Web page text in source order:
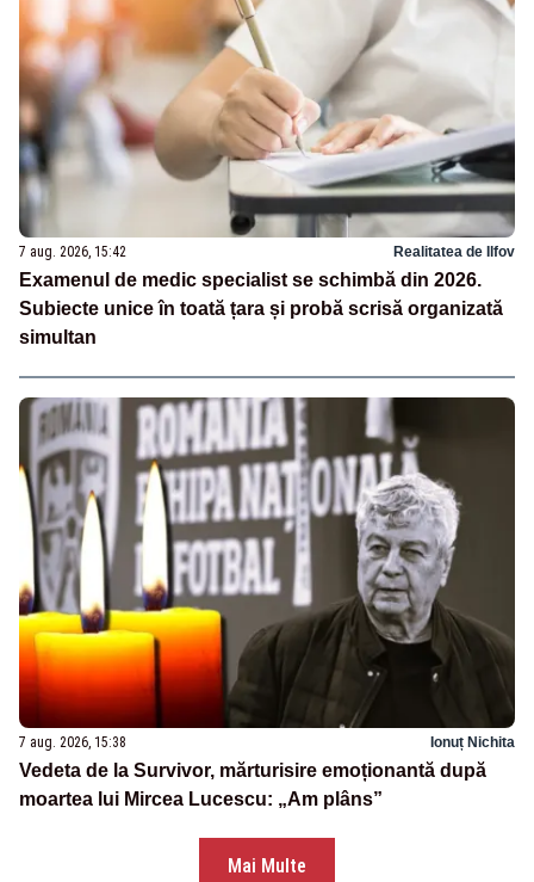
7 aug. 2026, 15:42 Realitatea de Ilfov
Examenul de medic specialist se schimbă din 2026.
Subiecte unice în toată țara și probă scrisă organizată
simultan
7 aug. 2026, 15:38 Ionuț Nichita
Vedeta de la Survivor, mărturisire emoționantă după
moartea lui Mircea Lucescu: „Am plâns”
Mai Multe